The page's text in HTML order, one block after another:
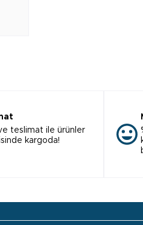
ve teslimat ile ürünler
kargoda!